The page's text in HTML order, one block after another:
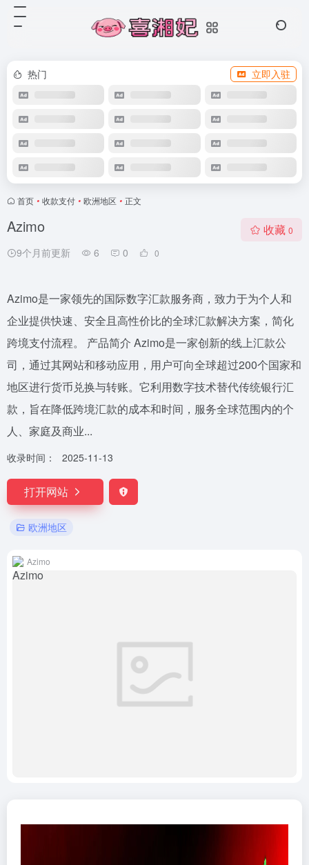
热门 立即入驻
首页 • 收款支付 • 欧洲地区 • 正文
Azimo
9个月前更新 6 0 0
收藏 0
Azimo是一家领先的国际数字汇款服务商，致力于为个人和
企业提供快速、安全且高性价比的全球汇款解决方案，简化
跨境支付流程。 产品简介 Azimo是一家创新的线上汇款公
司，通过其网站和移动应用，用户可向全球超过200个国家和
地区进行货币兑换与转账。它利用数字技术替代传统银行汇
款，旨在降低跨境汇款的成本和时间，服务全球范围内的个
人、家庭及商业...
收录时间： 2025-11-13
打开网站
欧洲地区
Azimo